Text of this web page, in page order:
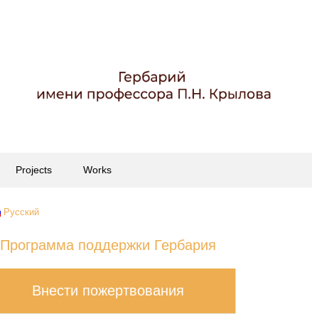
Projects Works
Русский
Программа поддержки Гербария
Внести пожертвования